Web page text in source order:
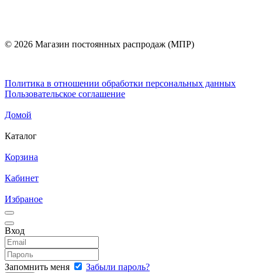
© 2026 Магазин постоянных распродаж (МПР)
Политика в отношении обработки персональных данных
Пользовательское соглашение
Домой
Каталог
Корзина
Кабинет
Избраное
Вход
Запомнить меня Забыли пароль?